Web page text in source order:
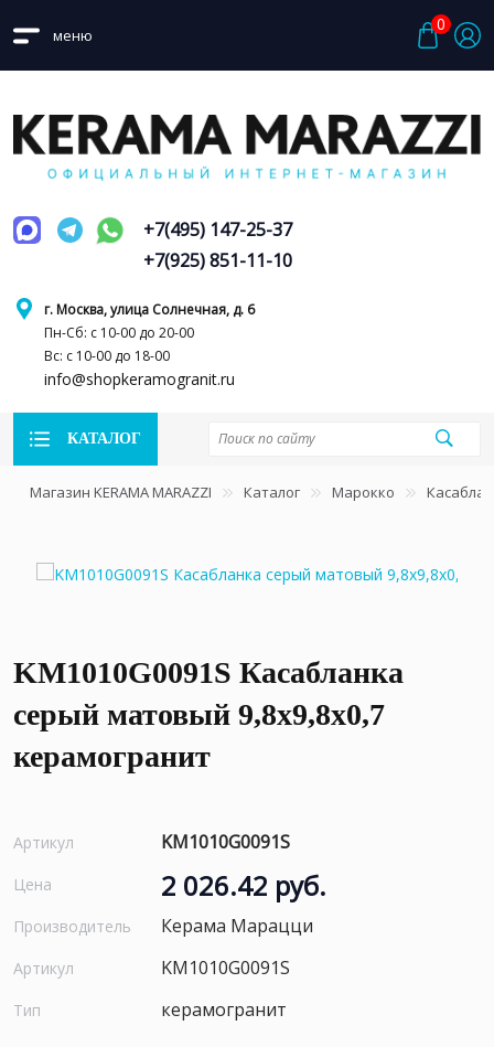
меню
0
г. Москва, улица Солнечная, д. 6
Пн-Сб: с 10-00 до 20-00
Вс: с 10-00 до 18-00
info@shopkeramogranit.ru
+7(495) 147-25-37
+7(925) 851-11-10
КАТАЛОГ
Магазин KERAMA MARAZZI Каталог Марокко
KM1010G0091S Касабланка
серый матовый 9,8x9,8x0,7
керамогранит
Артикул KM1010G0091S
Цена 2 026.42 руб.
Производитель Керама Марацци
Артикул KM1010G0091S
Тип керамогранит